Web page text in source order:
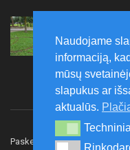
laikytis
2026-08-08
Paskelbk naujieną
Naudojame
informaciją,
mūsų
slapukus ar
aktualūs.
Techniniai